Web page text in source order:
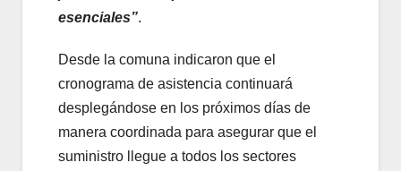
esenciales”.
Desde la comuna indicaron que el
cronograma de asistencia continuará
desplegándose en los próximos días de
manera coordinada para asegurar que el
suministro llegue a todos los sectores